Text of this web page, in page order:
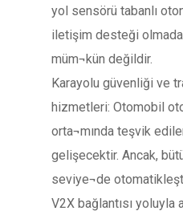
yol sensörü tabanlı
iletişim desteği
müm¬kün değildir.
Karayolu güvenliği ve
hizmetleri: Otomobil
orta¬mında teşvik
gelişecektir. Ancak,
seviye¬de
V2X bağlantısı yoluyla